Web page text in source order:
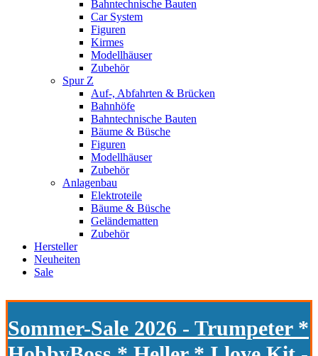
Bahntechnische Bauten
Car System
Figuren
Kirmes
Modellhäuser
Zubehör
Spur Z
Auf-, Abfahrten & Brücken
Bahnhöfe
Bahntechnische Bauten
Bäume & Büsche
Figuren
Modellhäuser
Zubehör
Anlagenbau
Elektroteile
Bäume & Büsche
Geländematten
Zubehör
Hersteller
Neuheiten
Sale
Sommer-Sale 2026 - Trumpeter *